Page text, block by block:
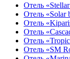
Отель
Отель «Solar
Отель
Отель
Отель
Отель «SM